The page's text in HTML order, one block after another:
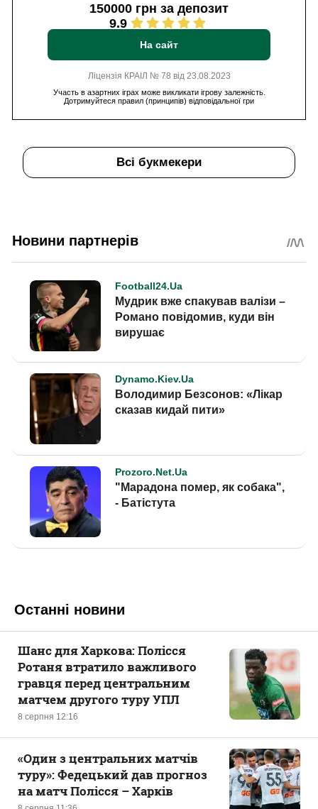
150000 грн за депозит
9.9
На сайт
Ліцензія КРАІЛ № 78 від 23.08.2023
Участь в азартних іграх може викликати ігрову залежність.
Дотримуйтеся правил (принципів) відповідальної гри
Всі букмекери
Останні новини
8 серпня 12:16
Шанс для Харкова: Полісся
Ротаня втратило важливого
гравця перед центральним
матчем другого туру УПЛ
«Один з центральних матчів
туру»: Федецький дав прогноз
на матч Полісся – Харків